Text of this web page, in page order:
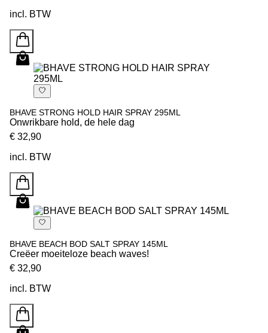
incl. BTW
BHAVE STRONG HOLD HAIR SPRAY 295ML
Onwrikbare hold, de hele dag
€ 32,90
incl. BTW
BHAVE BEACH BOD SALT SPRAY 145ML
Creëer moeiteloze beach waves!
€ 32,90
incl. BTW